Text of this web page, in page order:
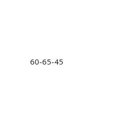
60-65-45